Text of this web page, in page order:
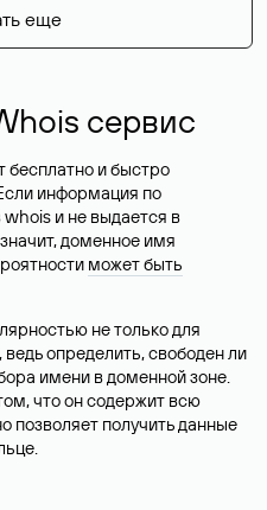
еще
сервис
бесплатно и быстро
информация по
и не выдается в
доменное имя
может быть
не только для
определить, свободен ли
имени в доменной зоне.
что он содержит всю
получить данные